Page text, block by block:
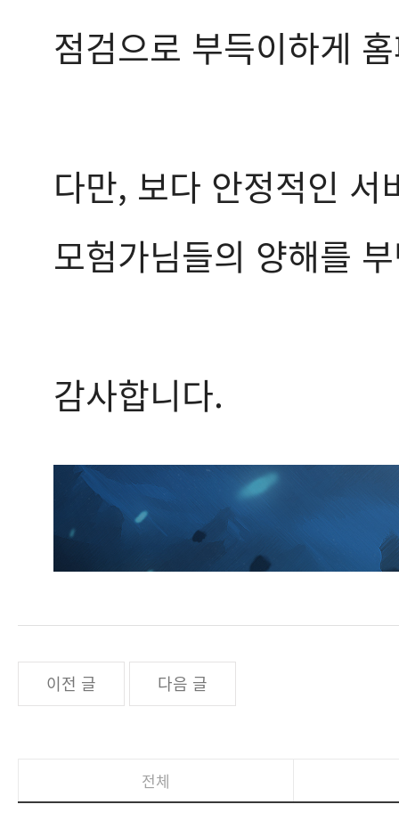
점검으로 부득이하게
다만, 보다 안정적인
모험가님들의 양해를
감사합니다.
이전 글 다음 글
전체